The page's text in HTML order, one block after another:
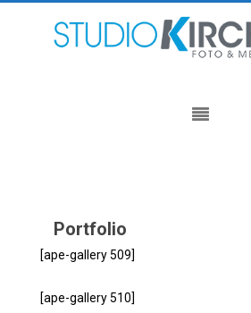
Portfolio
[ape-gallery 509]
[ape-gallery 510]